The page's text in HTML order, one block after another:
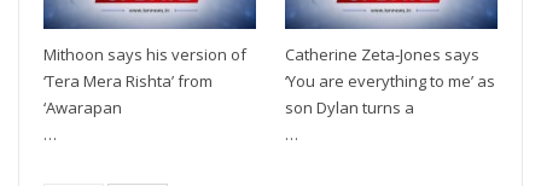
Mithoon says his version of
‘Tera Mera Rishta’ from
‘Awarapan
…
Catherine Zeta-Jones says
‘You are everything to me’ as
son Dylan turns a
…